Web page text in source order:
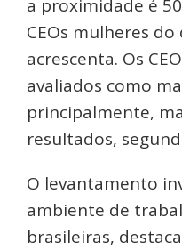
a proximidade é
CEOs mulheres
acrescenta. Os
avaliados como
principalmente,
resultados,
O levantamento
ambiente de
brasileiras,